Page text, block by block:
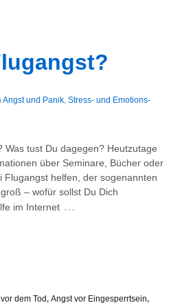
Angst und Panik Stress- und Emotions-
Was tust Du dagegen? Heutzutage
über Seminare, Bücher oder
Flugangst helfen, der sogenannten
– wofür sollst Du Dich
im Internet …
dem Tod, Angst vor Eingesperrtsein,